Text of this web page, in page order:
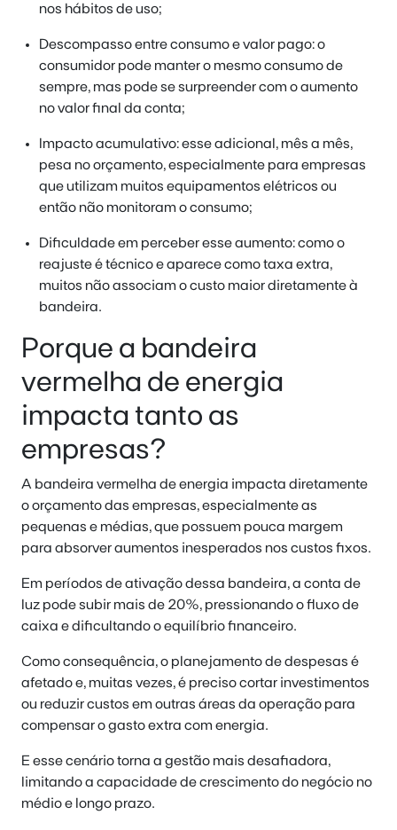
nos hábitos de uso;
Descompasso entre consumo e valor pago: o
consumidor pode manter o mesmo consumo de
sempre, mas pode se surpreender com o aumento
no valor final da conta;
Impacto acumulativo: esse adicional, mês a mês,
pesa no orçamento, especialmente para empresas
que utilizam muitos equipamentos elétricos ou
então não monitoram o consumo;
Dificuldade em perceber esse aumento: como o
reajuste é técnico e aparece como taxa extra,
muitos não associam o custo maior diretamente à
bandeira.
Porque a bandeira
vermelha de energia
impacta tanto as
empresas?
A bandeira vermelha de energia impacta diretamente
o orçamento das empresas, especialmente as
pequenas e médias, que possuem pouca margem
para absorver aumentos inesperados nos custos fixos.
Em períodos de ativação dessa bandeira, a conta de
luz pode subir mais de 20%, pressionando o fluxo de
caixa e dificultando o equilíbrio financeiro.
Como consequência, o planejamento de despesas é
afetado e, muitas vezes, é preciso cortar investimentos
ou reduzir custos em outras áreas da operação para
compensar o gasto extra com energia.
E esse cenário torna a gestão mais desafiadora,
limitando a capacidade de crescimento do negócio no
médio e longo prazo.